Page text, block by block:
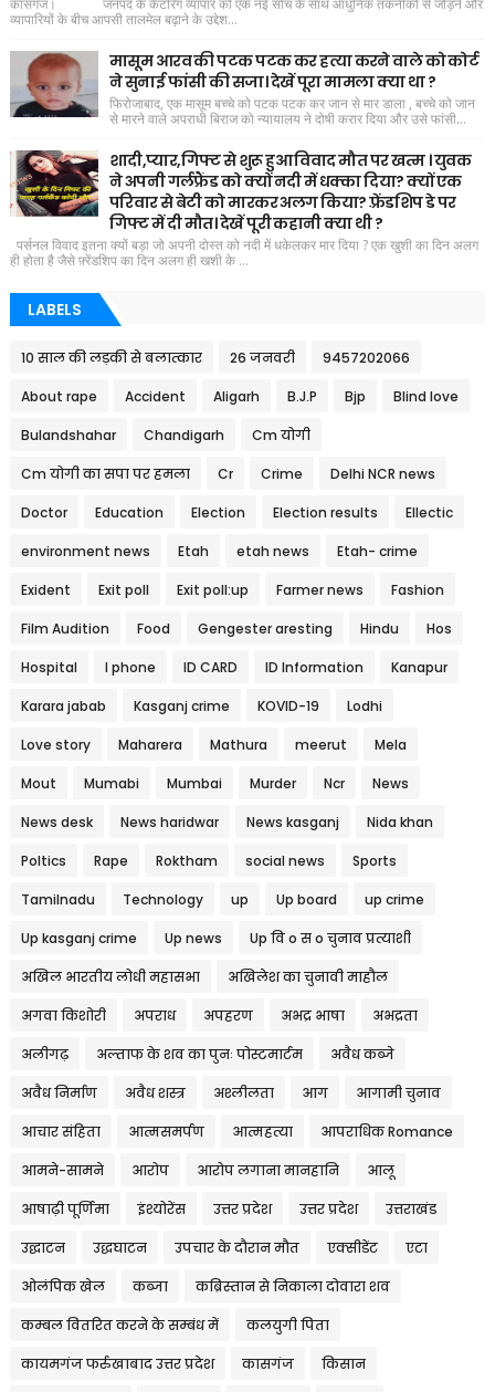
कासगंज। जनपद के कैटरिंग व्यापार को एक नई सोच के साथ आधुनिक तकनीकों से जोड़ने और
व्यापारियों के बीच आपसी तालमेल बढ़ाने के उद्देश...
मासूम आरव की पटक पटक कर हत्या करने वाले को कोर्ट
ने सुनाई फांसी की सजा। देखें पूरा मामला क्या था ?
फिरोजाबाद, एक मासूम बच्चे को पटक पटक कर जान से मार डाला , बच्चे को जान
से मारने वाले अपराधी बिराज को न्यायालय ने दोषी करार दिया और उसे फांसी...
शादी,प्यार,गिफ्ट से शुरू हुआ विवाद मौत पर खत्म । युवक
ने अपनी गर्लफ्रैंड को क्यों नदी में धक्का दिया? क्यों एक
परिवार से बेटी को मारकर अलग किया? फ़्रेंडशिप डे पर
गिफ्ट में दी मौत। देखें पूरी कहानी क्या थी ?
पर्सनल विवाद इतना क्यों बड़ा जो अपनी दोस्त को नदी में धकेलकर मार दिया ? एक खुशी का दिन अलग
ही होता है जैसे फ़्रेंडशिप का दिन अलग ही खशी के ...
LABELS
10 साल की लड़की से बलात्कार 26 जनवरी 9457202066
About rape Accident Aligarh B.J.P Bjp Blind love
Bulandshahar Chandigarh Cm योगी
Cm योगी का सपा पर हमला Cr Crime Delhi NCR news
Doctor Education Election Election results Ellectic
environment news Etah etah news Etah- crime
Exident Exit poll Exit poll:up Farmer news Fashion
Film Audition Food Gengester aresting Hindu Hos
Hospital I phone ID CARD ID Information Kanapur
Karara jabab Kasganj crime KOVID-19 Lodhi
Love story Maharera Mathura meerut Mela
Mout Mumabi Mumbai Murder Ncr News
News desk News haridwar News kasganj Nida khan
Poltics Rape Roktham social news Sports
Tamilnadu Technology up Up board up crime
Up kasganj crime Up news Up वि o स o चुनाव प्रत्याशी
अखिल भारतीय लोधी महासभा अखिलेश का चुनावी माहौल
अगवा किशोरी अपराध अपहरण अभद्र भाषा अभद्रता
अलीगढ़ अल्ताफ के शव का पुनः पोस्टमार्टम अवैध कब्जे
अवैध निर्माण अवैध शस्त्र अश्लीलता आग आगामी चुनाव
आचार संहिता आत्मसमर्पण आत्महत्या आपराधिक Romance
आमने-सामने आरोप आरोप लगाना मानहानि आलू
आषाढ़ी पूर्णिमा इंश्योरेंस उत्तर प्रदेश उत्तर प्रदेश उत्तराखंड
उद्घाटन उद्धघाटन उपचार के दौरान मौत एक्सीडेंट एटा
ओलंपिक खेल कब्जा कब्रिस्तान से निकाला दोवारा शव
कम्बल वितरित करने के सम्बंध में कलयुगी पिता
कायमगंज फर्रुखाबाद उत्तर प्रदेश कासगंज किसान